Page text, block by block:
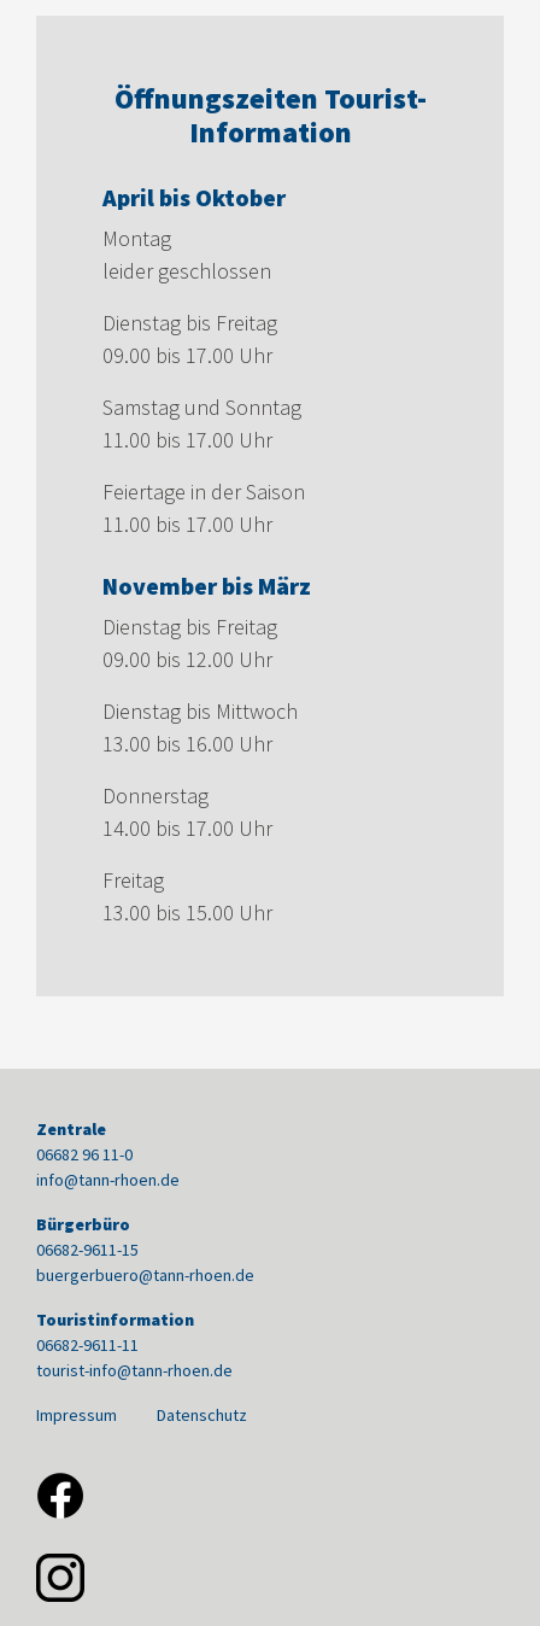
Öffnungszeiten Tourist-
Information
April bis Oktober
Montag
leider geschlossen
Dienstag bis Freitag
09.00 bis 17.00 Uhr
Samstag und Sonntag
11.00 bis 17.00 Uhr
Feiertage in der Saison
11.00 bis 17.00 Uhr
November bis März
Dienstag bis Freitag
09.00 bis 12.00 Uhr
Dienstag bis Mittwoch
13.00 bis 16.00 Uhr
Donnerstag
14.00 bis 17.00 Uhr
Freitag
13.00 bis 15.00 Uhr
Zentrale
06682 96 11-0
info@tann-rhoen.de
Bürgerbüro
06682-9611-15
buergerbuero@tann-rhoen.de
Touristinformation
06682-9611-11
tourist-info@tann-rhoen.de
Impressum Datenschutz